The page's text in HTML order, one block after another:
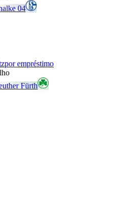
04
por empréstimo
Fürth